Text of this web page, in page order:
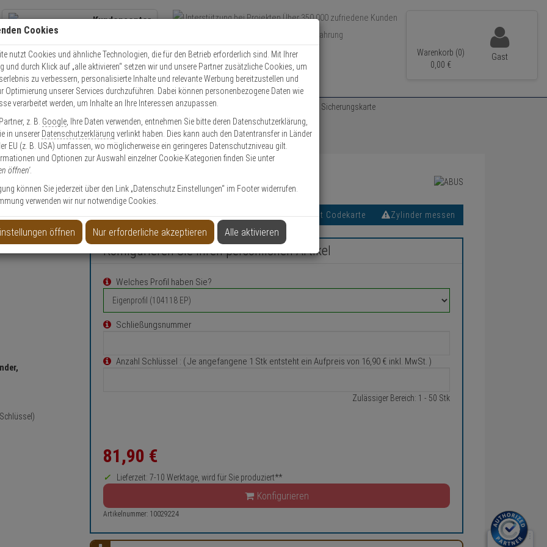
Kundencenter
Kontaktservice nutzen
Mo. - Do.: 8:00 - 16:30 Fr. 8:00 - 14:00 Uhr
Über 350.000 zufriedene Kunden
Über 15 Jahre Erfahrung
Schneller Versand
Warenkorb (0)
0, 00 €
Gast
Schließzylinder Zylinder Nachbestellen ABUS Vitess Rundzylinder 28mm nach Sicherungskarte
nach Sicherungskarte
Mit Codekarte Zylinder messen
Konfigurieren Sie Ihren persönlichen Artikel
Welches Profil haben Sie?
Schließungsnummer
Anzahl Schlüssel : ( Je angefangene 1 Stk entsteht ein Aufpreis von 16,90 € inkl. MwSt. )
Zulässiger Bereich: 1 - 50 Stk
81,90 €
Lieferzeit: 7-10 Werktage, wird für Sie produziert**
Konfigurieren
Artikelnummer: 10029224
Cookies
nutzt Cookies und ähnliche Technologien, die für den Betrieb erforderlich sind. Mit Ihrer
und durch Klick auf „alle aktivieren“ setzen wir und unsere Partner zusätzliche Cookies, um
zu verbessern, personalisierte Inhalte und relevante Werbung bereitzustellen und
Optimierung unserer Services durchzuführen. Dabei können personenbezogene Daten wie
verarbeitet werden, um Inhalte an Ihre Interessen anzupassen.
z. B. Google , Ihre Daten verwenden, entnehmen Sie bitte deren Datenschutzerklärung,
in unserer Datenschutzerklärung verlinkt haben. Dies kann auch den Datentransfer in Länder
EU (z. B. USA) umfassen, wo möglicherweise ein geringeres Datenschutzniveau gilt.
und Optionen zur Auswahl einzelner Cookie-Kategorien finden Sie unter
öffnen'.
können Sie jederzeit über den Link „Datenschutz Einstellungen“ im Footer widerrufen.
verwenden wir nur notwendige Cookies.
öffnen Nur erforderliche akzeptieren Alle aktivieren